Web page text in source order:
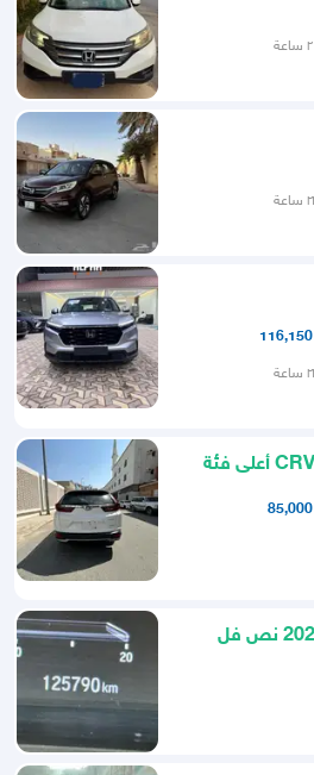
116,150
85,000